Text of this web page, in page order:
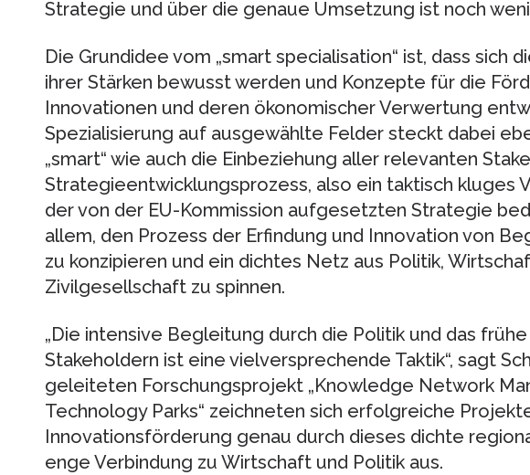
Strategie und über die genaue Umsetzung ist noch
Die Grundidee vom „smart specialisation“ ist, dass sich
ihrer Stärken bewusst werden und Konzepte für die
Innovationen und deren ökonomischer Verwertung
Spezialisierung auf ausgewählte Felder steckt dabei
„smart“ wie auch die Einbeziehung aller relevanten
Strategieentwicklungsprozess, also ein taktisch kluges
der von der EU-Kommission aufgesetzten Strategie
allem, den Prozess der Erfindung und Innovation von
zu konzipieren und ein dichtes Netz aus Politik,
Zivilgesellschaft zu spinnen.
„Die intensive Begleitung durch die Politik und das frühe
Stakeholdern ist eine vielversprechende Taktik“, sagt
geleiteten Forschungsprojekt „Knowledge Network
Technology Parks“ zeichneten sich erfolgreiche
Innovationsförderung genau durch dieses dichte
enge Verbindung zu Wirtschaft und Politik aus.